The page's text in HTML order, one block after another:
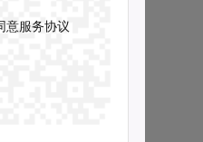
意服务协议